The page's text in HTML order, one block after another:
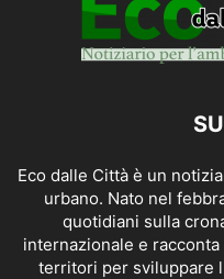
Eco dalle Città è un
urbano. Nato nel
quotidiani sulla
internazionale e
territori per sviluppare